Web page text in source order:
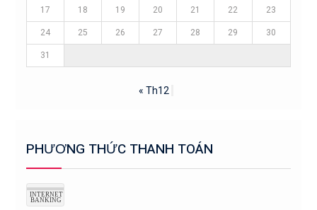
17 18 19 20 21 22 23
24 25 26 27 28 29 30
31
« Th12
PHƯƠNG THỨC THANH TOÁN